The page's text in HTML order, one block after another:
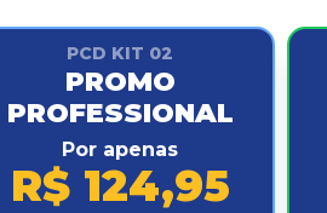
PCD KIT 02
PROMO
PROFESSIONAL
Por apenas
R$ 124,95